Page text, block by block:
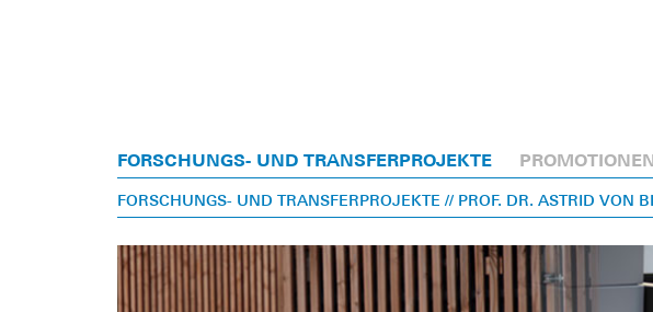
FORSCHUNGS- UND TRANSFERPROJEKTE
FORSCHUNGS- UND TRANSFERPROJEKTE // PROF. DR. ASTRID VON